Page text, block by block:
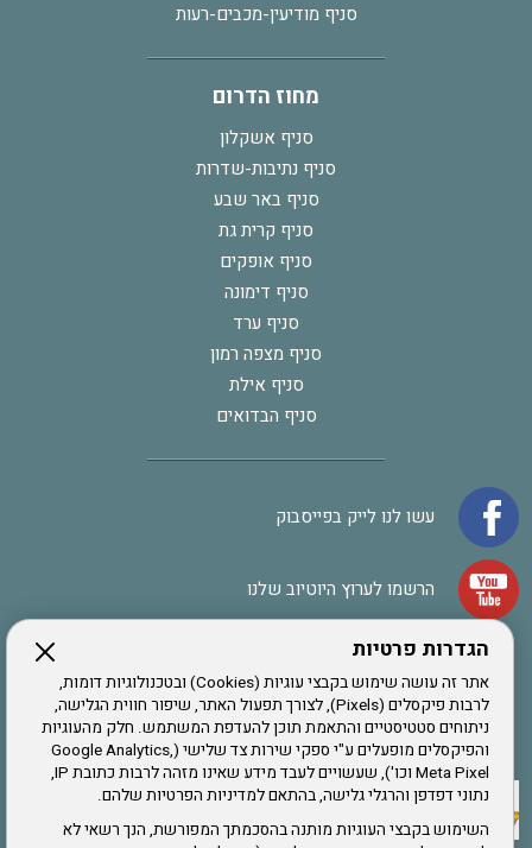
הגדרות פרטיות
אתר זה עושה שימוש בקבצי עוגיות (Cookies) ובטכנולוגיות דומות,
לרבות פיקסלים (Pixels), לצורך תפעול האתר, שיפור חווית הגלישה,
ניתוחים סטטיסטיים והתאמת תוכן להעדפת המשתמש. חלק מהעוגיות
והפיקסלים מופעלים ע"י ספקי שירות צד שלישי (Google Analytics,
Meta Pixel וכו'), שעשויים לעבד מידע שאינו מזהה לרבות כתובת IP,
נתוני דפדפן והרגלי גלישה, בהתאם למדיניות הפרטיות שלהם.
השימוש בקבצי העוגיות מותנה בהסכמתך המפורשת, הנך רשאי לא
סניף מודיעין-מכבים-רעות
מחוז הדרום
סניף אשקלון
סניף נתיבות-שדרות
סניף באר שבע
סניף קרית גת
סניף אופקים
סניף דימונה
סניף ערד
סניף מצפה רמון
סניף אילת
סניף הבדואים
עשו לנו לייק בפייסבוק
הרשמו לערוץ היוטיוב שלנו
אתר צה"ל
תקנון האתר